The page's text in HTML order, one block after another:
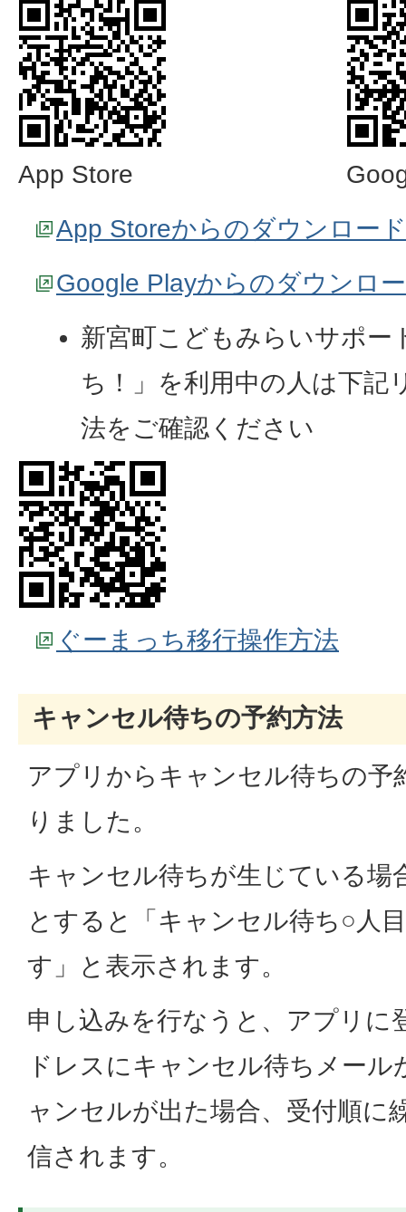
App Store
App Storeからのダウンロー
Google Playからのダウンロ
新宮町こどもみらいサポー
ち！」を利用中の人は下記
法をご確認ください
ぐーまっち移行操作方法
キャンセル待ちの予約方法
アプリからキャンセル待ちの予
りました。
キャンセル待ちが生じている場
とすると「キャンセル待ち○人
す」と表示されます。
申し込みを行なうと、アプリに
ドレスにキャンセル待ちメー
ャンセルが出た場合、受付順に
信されます。